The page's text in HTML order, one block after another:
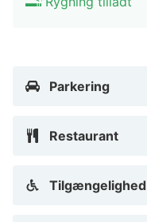
Parkering
Restaurant
Tilgængelighed